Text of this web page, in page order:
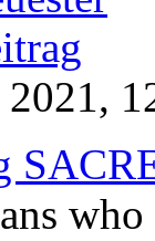
2021,